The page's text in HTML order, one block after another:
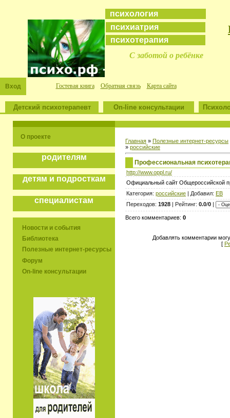
психология
психиатрия
психотерапия
С заботой о ребёнке
Вход Гостевая книга Обратная связь Карта сайта
Детский психотерапевт On-line консультации
О проекте
родителям
детям и подросткам
специалистам
Новости и события
Библиотека
Полезные интернет-ресурсы
Форум
On-line консультации
Главная » Полезные интернет-ресурсы
» российские
Профессиональная
http://www.oppl.ru/
Официальный сайт Общероссийской
Категория: российские | Добавил: ЕВ
Переходов: 1928 | Рейтинг: 0.0/0 |
Всего комментариев: 0
Добавлять комментарии
[